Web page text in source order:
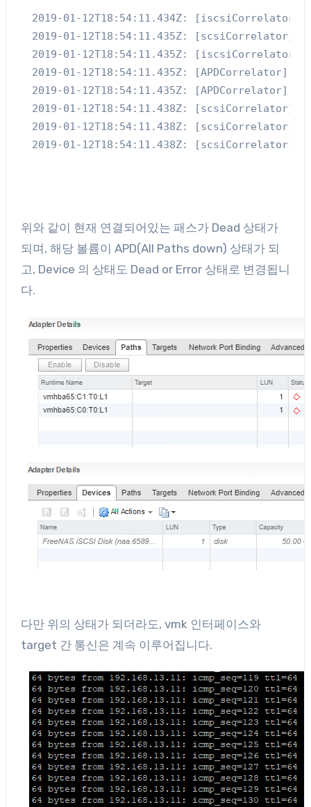
2019-01-12T18:54:11.434Z: [iscsiCorrelator]
2019-01-12T18:54:11.435Z: [scsiCorrelator]
2019-01-12T18:54:11.435Z: [iscsiCorrelator]
2019-01-12T18:54:11.435Z: [APDCorrelator]
2019-01-12T18:54:11.435Z: [APDCorrelator]
2019-01-12T18:54:11.438Z: [scsiCorrelator]
2019-01-12T18:54:11.438Z: [scsiCorrelator]
위와 같이 현재 연결되어있는 패스가 Dead 상태가
되며, 해당 볼륨이 APD(All Paths down) 상태가 되
고, Device 의 상태도 Dead or Error 상태로 변경됩니
다.
다만 위의 상태가 되더라도, vmk 인터페이스와
target 간 통신은 계속 이루어집니다.